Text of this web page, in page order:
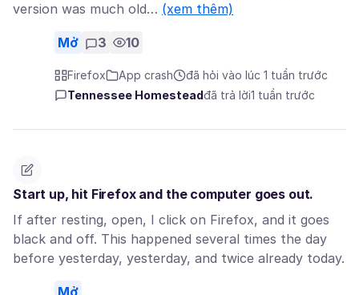
version was much old… (xem thêm)
Mở 3 10
Firefox App crash
đã hỏi vào lúc 1 tuần trước
Tennessee Homesteadđã trả lời1 tuần trước
Start up, hit Firefox and the computer goes out.
If after resting, open, I click on Firefox, and it goes
black and off. This happened several times the day
before yesterday, yesterday, and twice already today.